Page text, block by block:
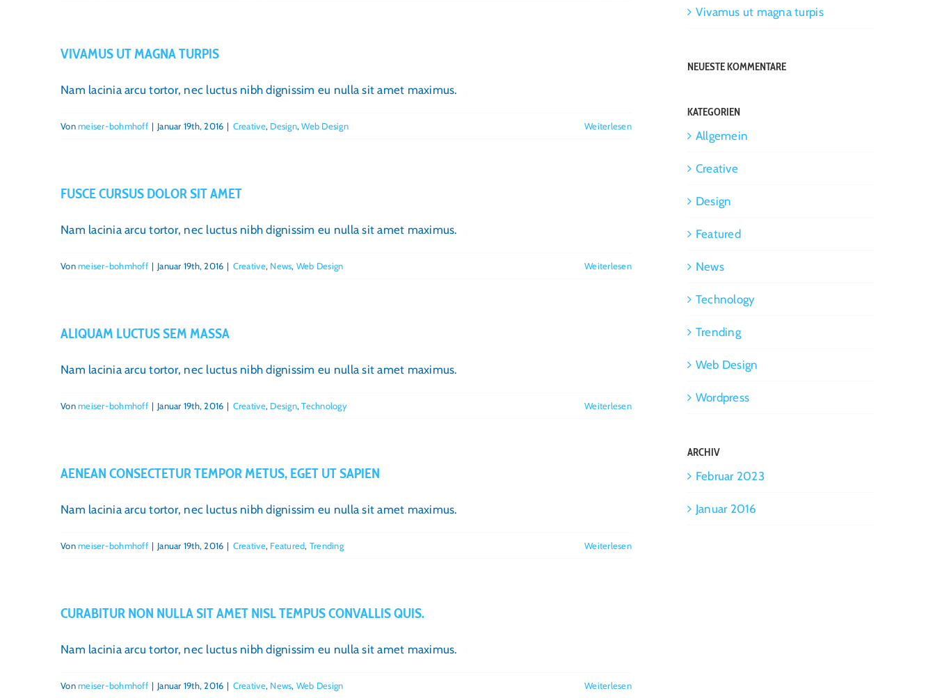
VIVAMUS UT MAGNA TURPIS
Nam lacinia arcu tortor, nec luctus nibh dignissim eu nulla sit amet maximus.
Vonmeiser-bohmhoff | Januar 19th, 2016 | Creative, Design,Web Design Weiterlesen
FUSCE CURSUS DOLOR SIT AMET
Nam lacinia arcu tortor, nec luctus nibh dignissim eu nulla sit amet maximus.
Vonmeiser-bohmhoff | Januar 19th, 2016 | Creative, News, Web Design Weiterlesen
ALIQUAM LUCTUS SEM MASSA
Nam lacinia arcu tortor, nec luctus nibh dignissim eu nulla sit amet maximus.
Vonmeiser-bohmhoff | Januar 19th, 2016 | Creative, Design,Technology Weiterlesen
AENEAN CONSECTETUR TEMPOR METUS, EGET UT SAPIEN
Nam lacinia arcu tortor, nec luctus nibh dignissim eu nulla sit amet maximus.
Vonmeiser-bohmhoff | Januar 19th, 2016 | Creative, Featured, Trending Weiterlesen
CURABITUR NON NULLA SIT AMET NISL TEMPUS CONVALLIS QUIS.
Nam lacinia arcu tortor, nec luctus nibh dignissim eu nulla sit amet maximus.
Vonmeiser-bohmhoff | Januar 19th, 2016 | Creative, News, Web Design Weiterlesen
Vivamus ut magna turpis
NEUESTE KOMMENTARE
KATEGORIEN
Allgemein
Creative
Design
Featured
News
Technology
Trending
Web Design
Wordpress
ARCHIV
Februar 2023
Januar 2016